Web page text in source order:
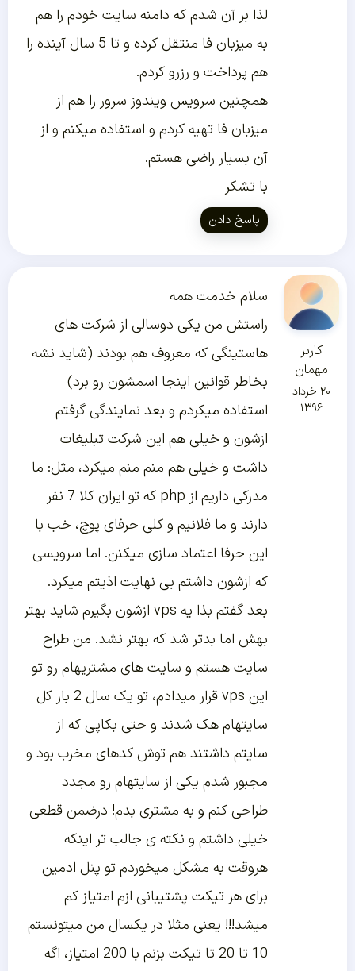
لذا بر آن شدم که دامنه سایت خودم را هم
به میزبان فا منتقل کرده و تا 5 سال آینده را
هم پرداخت و رزرو کردم.
همچنین سرویس ویندوز سرور را هم از
میزبان فا تهیه کردم و استفاده میکنم و از
آن بسیار راضی هستم.
با تشکر
پاسخ دادن
کاربر
مهمان
۲۰ خرداد
۱۳۹۶
سلام خدمت همه
راستش من یکی دوسالی از شرکت های
هاستینگی که معروف هم بودند (شاید نشه
بخاطر قوانین اینجا اسمشون رو برد)
استفاده میکردم و بعد نمایندگی گرفتم
ازشون و خیلی هم این شرکت تبلیغات
داشت و خیلی هم منم منم میکرد، مثل:‌ ما
مدرکی داریم از php که تو ایران کلا 7 نفر
دارند و ما فلانیم و کلی حرفای پوچ، خب با
این حرفا اعتماد سازی میکنن. اما سرویسی
که ازشون داشتم بی نهایت اذیتم میکرد.
بعد گفتم بذا یه vps ازشون بگیرم شاید بهتر
بهش اما بدتر شد که بهتر نشد. من طراح
سایت هستم و سایت های مشتریهام رو تو
این vps قرار میدادم، تو یک سال 2 بار کل
سایتهام هک شدند و حتی بکاپی که از
سایتم داشتند هم توش کدهای مخرب بود و
مجبور شدم یکی از سایتهام رو مجدد
طراحی کنم و به مشتری بدم! درضمن قطعی
خیلی داشتم و نکته ی جالب تر اینکه
هروقت به مشکل میخوردم تو پنل ادمین
برای هر تیکت پشتیبانی ازم امتیاز کم
میشد!!! یعنی مثلا در یکسال من میتونستم
10 تا 20 تا تیکت بزنم با 200 امتیاز، اگه